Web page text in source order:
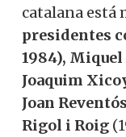
catalana está
presidentes
1984),
Joaquim
Joan
Rigol i Roig